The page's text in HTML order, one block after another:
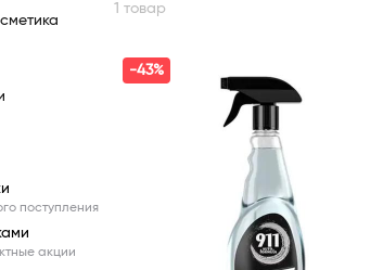
поступления
акции
1 товар
-43%